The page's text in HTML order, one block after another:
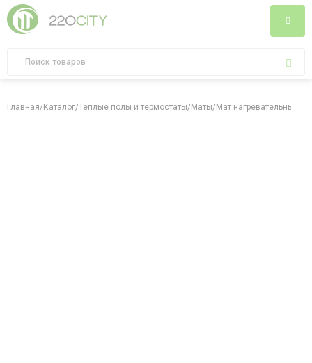
Главная/Каталог/Теплые полы и термостаты/Маты/Мат нагревательный